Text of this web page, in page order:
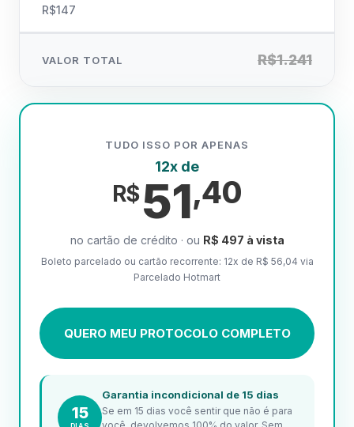
R$147
VALOR TOTAL R$1.241
TUDO ISSO POR APENAS
12x de
R$51,40
no cartão de crédito · ou R$ 497 à vista
Boleto parcelado ou cartão recorrente: 12x de R$ 56,04 via
Parcelado Hotmart
QUERO MEU PROTOCOLO COMPLETO
15
Garantia incondicional de 15 dias
Se em 15 dias você sentir que não é para